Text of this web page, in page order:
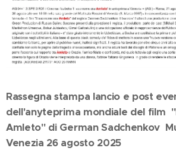
Rassegna stampa lancio e post
dell'anyteprima mondiale del film
Amleto" di German Sadchenkov
Venezia 26 agosto 2025